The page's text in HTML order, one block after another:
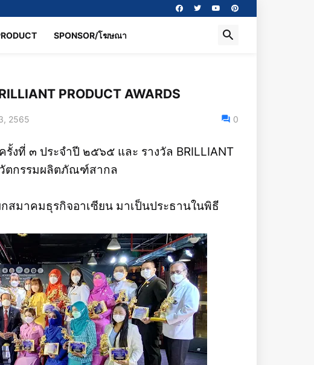
SPONSOR/โฆษณา
PRODUCT AWARDS
2565 0
งที่ ๓ ประจำปี ๒๕๖๕ และ รางวัล BRILLIANT
วัตกรรมผลิตภัณฑ์สากล
สมาคมธุรกิจอาเซียน มาเป็นประธานในพิธี